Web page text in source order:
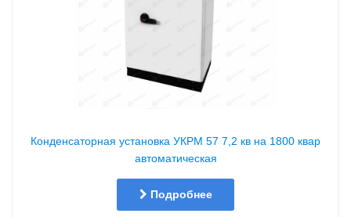
Конденсаторная установка УКРМ 57 7,2 кв на 1800 квар
автоматическая
Подробнее